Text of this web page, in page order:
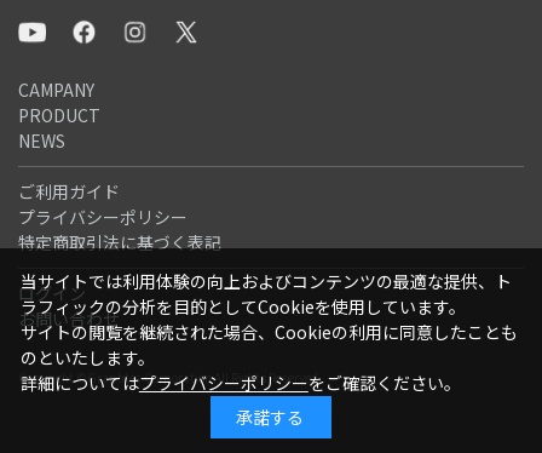
CAMPANY
PRODUCT
NEWS
ご利用ガイド
プライバシーポリシー
特定商取引法に基づく表記
ログイン
お問い合わせ
Copyright ©Graphtec Corporation All Rights Reserved.
当サイトでは利用体験の向上およびコンテンツの最適な提供、ト
ラフィックの分析を目的としてCookieを使用しています。
サイトの閲覧を継続された場合、Cookieの利用に同意したことも
のといたします。
詳細についてはプライバシーポリシーをご確認ください。
承諾する